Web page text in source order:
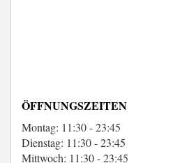
ÖFFNUNGSZEITEN
Montag: 11:30 - 23:45
Dienstag: 11:30 - 23:45
Mittwoch: 11:30 - 23:45